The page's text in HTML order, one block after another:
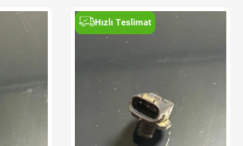
Hızlı Teslimat